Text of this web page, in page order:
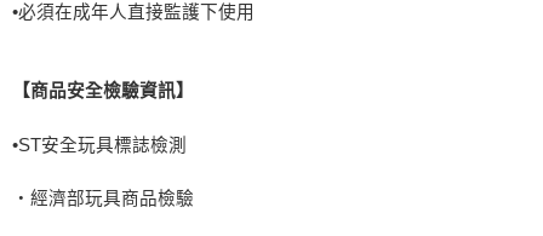
•必須在成年人直接監護下使用
【商品安全檢驗資訊】
•ST安全玩具標誌檢測
‧經濟部玩具商品檢驗